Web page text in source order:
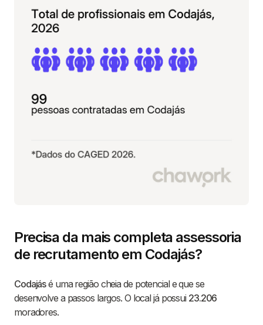
Precisa da mais completa assessoria
de recrutamento em Codajás?
Codajásé uma região cheia de potencial e que se
desenvolve a passos largos. O local já possui 23.206
moradores.